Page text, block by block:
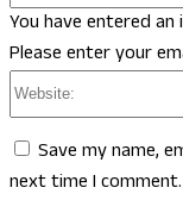
You have entered
Please enter your
Save my name,
next time I comment.